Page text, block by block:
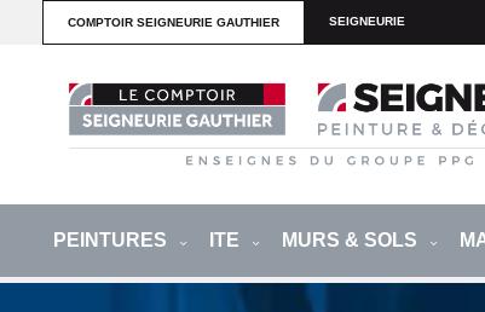
COMPTOIR SEIGNEURIE GAUTHIER SEIGNEURIE
PEINTURES ITE MURS & SOLS